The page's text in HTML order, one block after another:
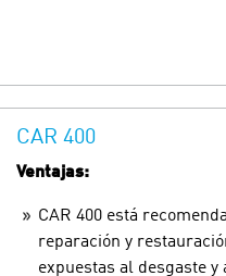
CAR 400
Ventajas:
CAR 400 está
reparación y
expuestas al desgaste